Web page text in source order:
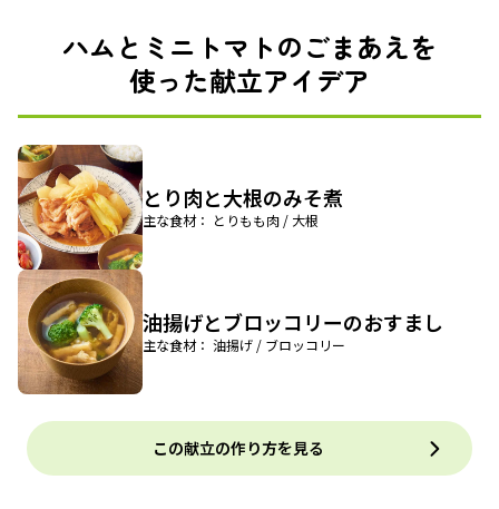
ハムとミニトマトのごまあえを
使った献立アイデア
とり肉と大根のみそ煮
主な食材： とりもも肉 / 大根
油揚げとブロッコリーのおすまし
主な食材： 油揚げ / ブロッコリー
この献立の作り方を見る